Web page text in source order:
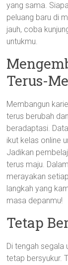
yang sama.
peluang baru di
jauh, coba
untukmu.
Terus-
Membangun
terus berubah
beradaptasi.
ikut kelas online
Jadikan
terus maju.
merayakan
langkah yang
masa depanmu!
Tetap
Di tengah segala
tetap bersyukur.